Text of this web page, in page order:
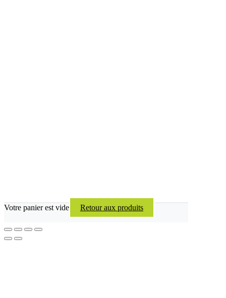
Votre panier est vide Retour aux produits